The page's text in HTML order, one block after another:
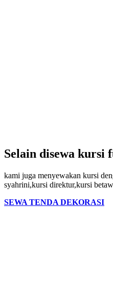
Selain disewa
kami juga menyewakan kursi
syahrini,kursi direktur,kursi
SEWA TENDA DEKORASI